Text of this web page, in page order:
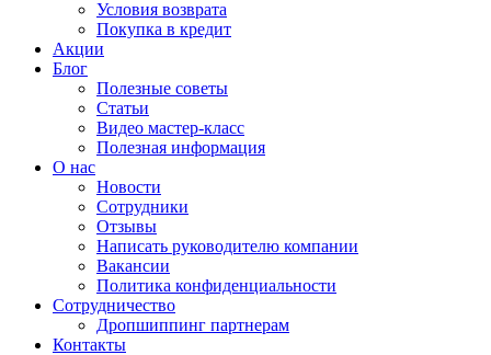
Условия возврата
Покупка в кредит
Акции
Блог
Полезные советы
Статьи
Видео мастер-класс
Полезная информация
О нас
Новости
Сотрудники
Отзывы
Написать руководителю компании
Вакансии
Политика конфиденциальности
Сотрудничество
Дропшиппинг партнерам
Контакты